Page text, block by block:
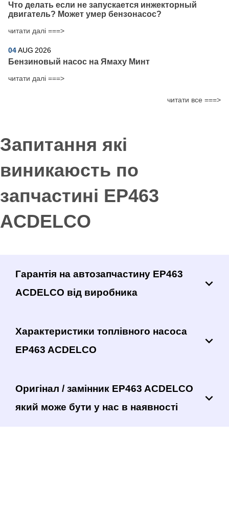
Что делать если не запускается инжекторный
двигатель? Может умер бензонасос?
читати далі ===>
04AUG 2026
Бензиновый насос на Ямаху Минт
читати далі ===>
читати все ===>
Запитання які
виникаюсть по
запчастині EP463
ACDELCO
Гарантія на автозапчастину EP463
ACDELCO від виробника
Характеристики топлівного насоса
EP463 ACDELCO
Оригінал / замінник EP463 ACDELCO
який може бути у нас в наявності